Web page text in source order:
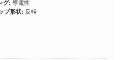
グ: 導電性
プ形状: 反転